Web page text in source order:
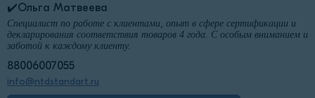
✔️Ольга Матвеева
Специалист по работе с клиентами, опыт в сфере сертификации и
декларирования соответствия товаров 4 года. С особым вниманием и
заботой к каждому клиенту.
88006007055
info@ntdstandart.ru